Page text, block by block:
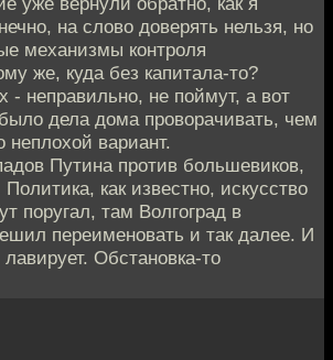
на слово доверять нельзя, но
механизмы контроля
же, куда без капитала-то?
- неправильно, не поймут, а вот
дела дома проворачивать, чем
неплохой вариант.
Путина против большевиков,
как известно, искусство
поругал, там Волгоград в
переименовать и так далее. И
Обстановка-то